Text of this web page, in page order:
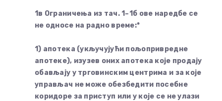
1в Ограничења из тач. 1–1б ове наредбе се
не односe на радно време:*
1) апотека (укључујући пољопривредне
апотеке), изузев оних апотека које продају
обављају у трговинским центрима и за које
управљач не може обезбедити посебне
коридоре за приступ или у које се не улази